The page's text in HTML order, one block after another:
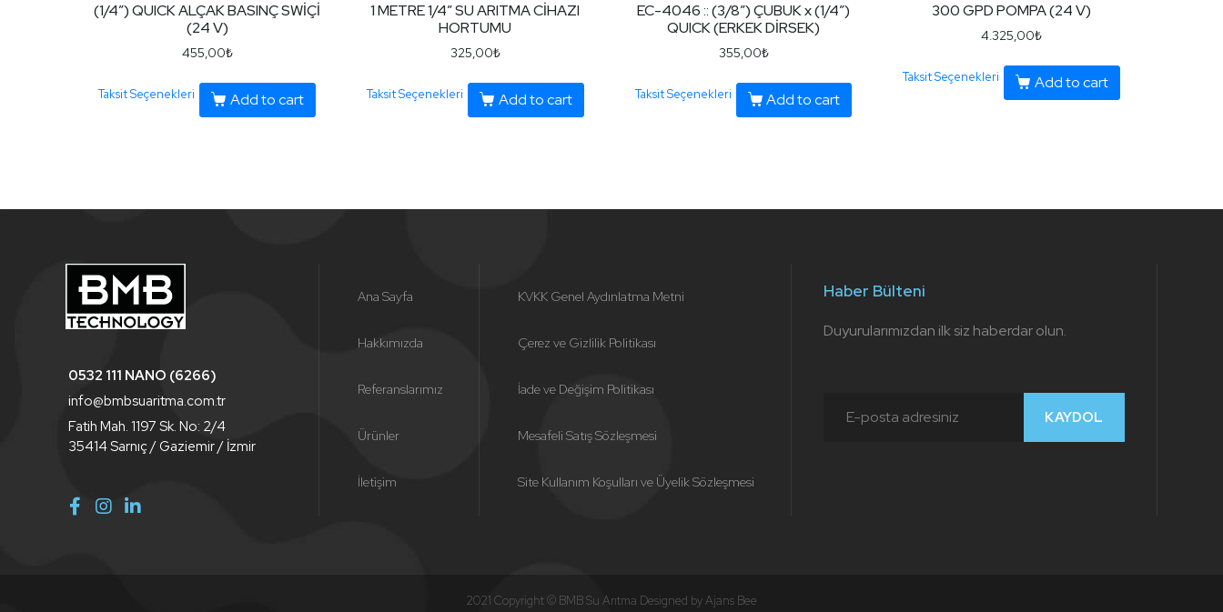
(1/4″) QUICK ALÇAK BASINÇ SWİÇİ
(24 V)
455,00₺
Taksit Seçenekleri Add to cart
1 METRE 1/4″ SU ARITMA CİHAZI
HORTUMU
325,00₺
Taksit Seçenekleri Add to cart
EC-4046 :: (3/8″) ÇUBUK x (1/4″)
QUICK (ERKEK DİRSEK)
355,00₺
Taksit Seçenekleri Add to cart
300 GPD POMPA (24 V)
4.325,00₺
Taksit Seçenekleri Add to cart
0532 111 NANO (6266)
info@bmbsuaritma.com.tr
Fatih Mah. 1197 Sk. No: 2/4
35414 Sarnıç / Gaziemir / İzmir
Ana Sayfa
Hakkımızda
Referanslarımız
Ürünler
İletişim
KVKK Genel Aydınlatma Metni
Çerez ve Gizlilik Politikası
İade ve Değişim Politikası
Mesafeli Satış Sözleşmesi
Site Kullanım Koşulları ve Üyelik Sözleşmesi
Haber Bülteni
Duyurularımızdan ilk siz haberdar olun.
KAYDOL
2021 Copyright © BMB Su Arıtma Designed byAjans Bee